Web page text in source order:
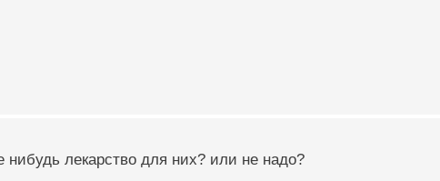
нибудь лекарство для них? или не надо?